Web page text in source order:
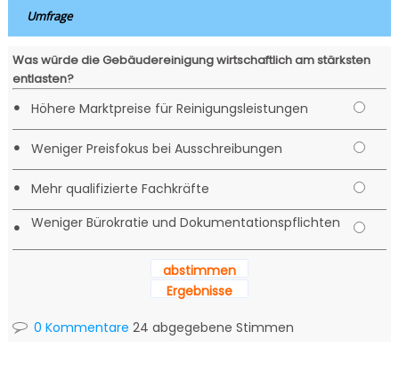
Umfrage
Was würde die Gebäudereinigung wirtschaftlich am stärksten
entlasten?
• Höhere Marktpreise für Reinigungsleistungen
• Weniger Preisfokus bei Ausschreibungen
• Mehr qualifizierte Fachkräfte
• Weniger Bürokratie und Dokumentationspflichten
abstimmen
Ergebnisse
0 Kommentare 24 abgegebene Stimmen